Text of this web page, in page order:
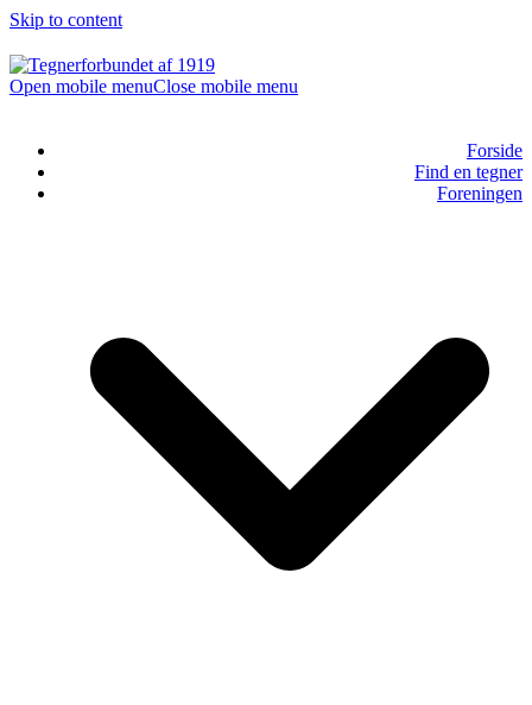
Skip to content
Open mobile menuClose mobile menu
Forside
Find en tegner
Foreningen